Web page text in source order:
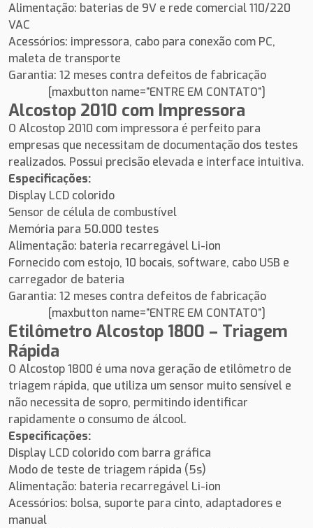
Alimentação: baterias de 9V e rede comercial 110/220
VAC
Acessórios: impressora, cabo para conexão com PC,
maleta de transporte
Garantia: 12 meses contra defeitos de fabricação
[maxbutton name=”ENTRE EM CONTATO”]
Alcostop 2010 com Impressora
O Alcostop 2010 com impressora é perfeito para
empresas que necessitam de documentação dos testes
realizados. Possui precisão elevada e interface intuitiva.
Especificações:
Display LCD colorido
Sensor de célula de combustível
Memória para 50.000 testes
Alimentação: bateria recarregável Li-ion
Fornecido com estojo, 10 bocais, software, cabo USB e
carregador de bateria
Garantia: 12 meses contra defeitos de fabricação
[maxbutton name=”ENTRE EM CONTATO”]
Etilômetro Alcostop 1800 – Triagem
Rápida
O Alcostop 1800 é uma nova geração de etilômetro de
triagem rápida, que utiliza um sensor muito sensível e
não necessita de sopro, permitindo identificar
rapidamente o consumo de álcool.
Especificações:
Display LCD colorido com barra gráfica
Modo de teste de triagem rápida (5s)
Alimentação: bateria recarregável Li-ion
Acessórios: bolsa, suporte para cinto, adaptadores e
manual